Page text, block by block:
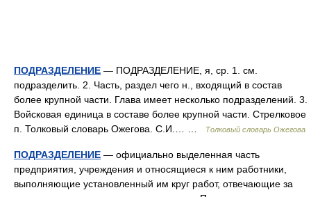
ПОДРАЗДЕЛЕНИЕ — ПОДРАЗДЕЛЕНИЕ, я, ср. 1. см.
подразделить. 2. Часть, раздел чего н., входящий в состав
более крупной части. Глава имеет несколько подразделений. 3.
Войсковая единица в составе более крупной части. Стрелковое
п. Толковый словарь Ожегова. С.И.… …
Толковый словарь Ожегова
ПОДРАЗДЕЛЕНИЕ — официально выделенная часть
предприятия, учреждения и относящиеся к ним работники,
выполняющие установленный им круг работ, отвечающие за